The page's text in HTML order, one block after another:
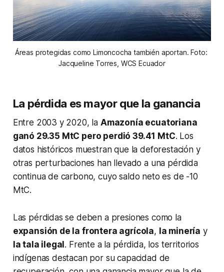
Áreas protegidas como Limoncocha también aportan. Foto:
Jacqueline Torres, WCS Ecuador
La pérdida es mayor que la ganancia
Entre 2003 y 2020, la Amazonía ecuatoriana
ganó 29.35 MtC pero perdió 39.41 MtC. Los
datos históricos muestran que la deforestación y
otras perturbaciones han llevado a una pérdida
continua de carbono, cuyo saldo neto es de -10
MtC.
Las pérdidas se deben a presiones como la
expansión de la frontera agrícola, la minería y
la tala ilegal . Frente a la pérdida, los territorios
indígenas destacan por su capacidad de